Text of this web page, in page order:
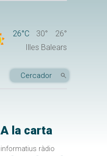
26°C 30°
26°
Illes Balears
A la carta
informatius ràdio